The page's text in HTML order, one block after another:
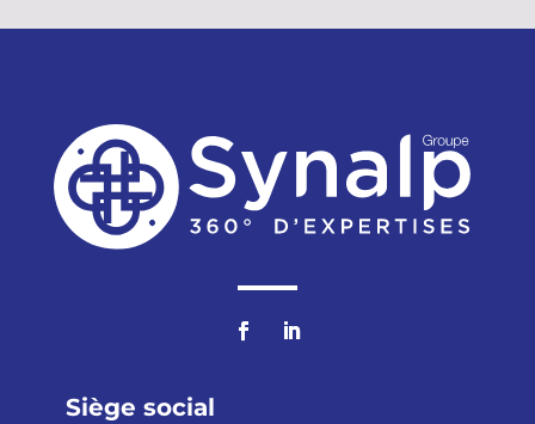
Siège social